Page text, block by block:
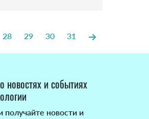
28 29 30 31
новостях и событиях
новости и